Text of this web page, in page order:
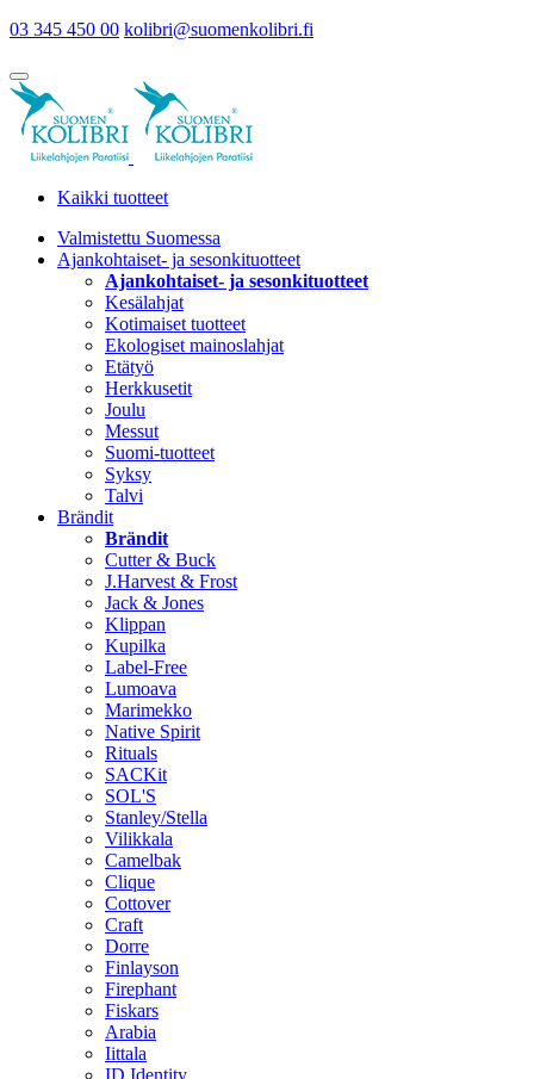
03 345 450 00 kolibri@suomenkolibri.fi
Kaikki tuotteet
Valmistettu Suomessa
Ajankohtaiset- ja sesonkituotteet
Ajankohtaiset- ja sesonkituotteet
Kesälahjat
Kotimaiset tuotteet
Ekologiset mainoslahjat
Etätyö
Herkkusetit
Joulu
Messut
Suomi-tuotteet
Syksy
Talvi
Brändit
Brändit
Cutter & Buck
J.Harvest & Frost
Jack & Jones
Klippan
Kupilka
Label-Free
Lumoava
Marimekko
Native Spirit
Rituals
SACKit
SOL'S
Stanley/Stella
Vilikkala
Camelbak
Clique
Cottover
Craft
Dorre
Finlayson
Firephant
Fiskars
Arabia
Iittala
ID Identity